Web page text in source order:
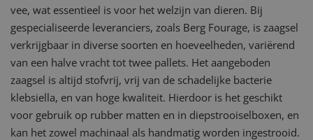
vee, wat essentieel is voor het welzijn van dieren. Bij
gespecialiseerde leveranciers, zoals Berg Fourage, is zaagsel
verkrijgbaar in diverse soorten en hoeveelheden, variërend
van een halve vracht tot twee pallets. Het aangeboden
zaagsel is altijd stofvrij, vrij van de schadelijke bacterie
klebsiella, en van hoge kwaliteit. Hierdoor is het geschikt
voor gebruik op rubber matten en in diepstrooiselboxen, en
kan het zowel machinaal als handmatig worden ingestrooid.